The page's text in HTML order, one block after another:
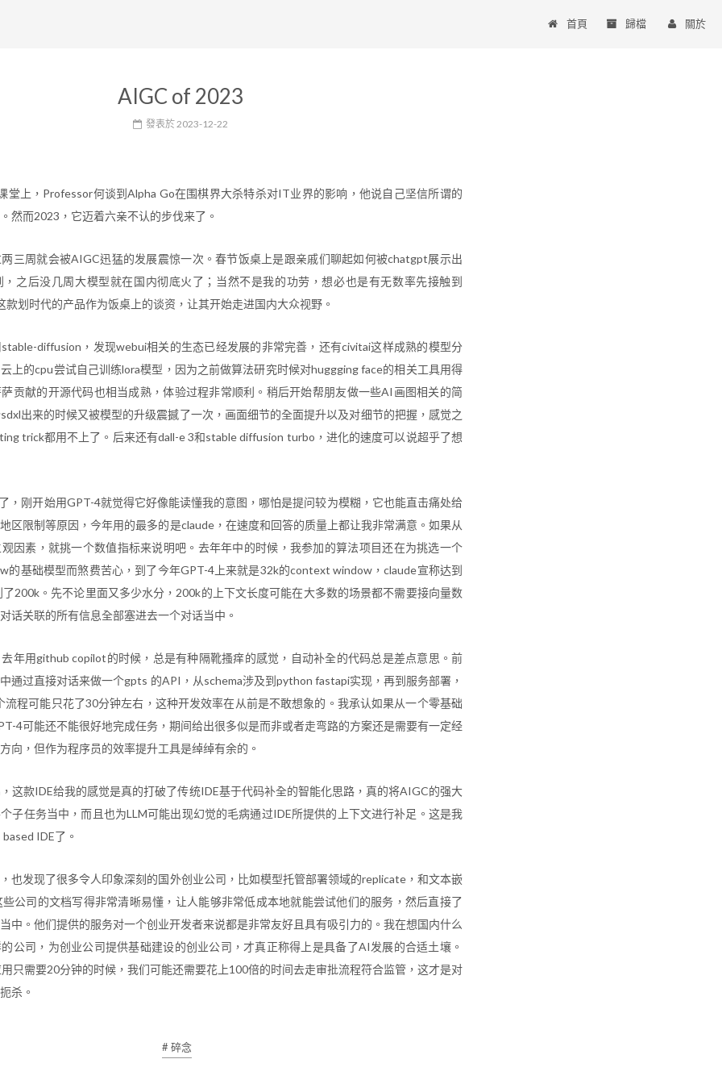
首頁 歸檔 關於
AIGC of 2023
發表於2023-12-22
堂上，Professor何谈到Alpha Go在围棋界大杀特杀对IT业界的影响，他说自己坚信所谓的
然而2023，它迈着六亲不认的步伐来了。
三周就会被AIGC迅猛的发展震惊一次。春节饭桌上是跟亲戚们聊起如何被chatgpt展示出
之后没几周大模型就在国内彻底火了；当然不是我的功劳，想必也是有无数率先接触到
划时代的产品作为饭桌上的谈资，让其开始走进国内大众视野。
diffusion，发现webui相关的生态已经发展的非常完善，还有civitai这样成熟的模型分
上的cpu尝试自己训练lora模型，因为之前做算法研究时候对huggging face的相关工具用得
贡献的开源代码也相当成熟，体验过程非常顺利。稍后开始帮朋友做一些AI画图相关的简
出来的时候又被模型的升级震撼了一次，画面细节的全面提升以及对细节的把握，感觉之
trick都用不上了。后来还有dall-e 3和stable diffusion turbo，进化的速度可以说超乎了想
，刚开始用GPT-4就觉得它好像能读懂我的意图，哪怕是提问较为模糊，它也能直击痛处给
区限制等原因，今年用的最多的是claude，在速度和回答的质量上都让我非常满意。如果从
因素，就挑一个数值指标来说明吧。去年年中的时候，我参加的算法项目还在为挑选一个
的基础模型而煞费苦心，到了今年GPT-4上来就是32k的context window，claude宣称达到
200k。先不论里面又多少水分，200k的上下文长度可能在大多数的场景都不需要接向量数
话关联的所有信息全部塞进去一个对话当中。
年用github copilot的时候，总是有种隔靴搔痒的感觉，自动补全的代码总是差点意思。前
通过直接对话来做一个gpts 的API，从schema涉及到python fastapi实现，再到服务部署，
流程可能只花了30分钟左右，这种开发效率在从前是不敢想象的。我承认如果从一个零基础
4可能还不能很好地完成任务，期间给出很多似是而非或者走弯路的方案还是需要有一定经
向，但作为程序员的效率提升工具是绰绰有余的。
这款IDE给我的感觉是真的打破了传统IDE基于代码补全的智能化思路，真的将AIGC的强大
子任务当中，而且也为LLM可能出现幻觉的毛病通过IDE所提供的上下文进行补足。这是我
IDE了。
也发现了很多令人印象深刻的国外创业公司，比如模型托管部署领域的replicate，和文本嵌
公司的文档写得非常清晰易懂，让人能够非常低成本地就能尝试他们的服务，然后直接了
中。他们提供的服务对一个创业开发者来说都是非常友好且具有吸引力的。我在想国内什么
公司，为创业公司提供基础建设的创业公司，才真正称得上是具备了AI发展的合适土壤。
只需要20分钟的时候，我们可能还需要花上100倍的时间去走审批流程符合监管，这才是对
杀。
# 碎念